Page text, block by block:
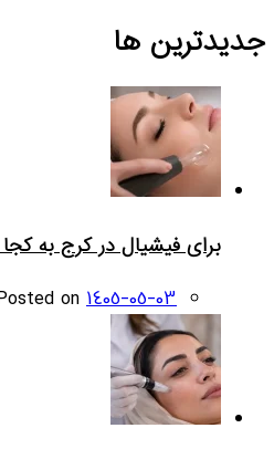
جدیدترین ها
برای فیشیال در کرج به
on 1405-05-03